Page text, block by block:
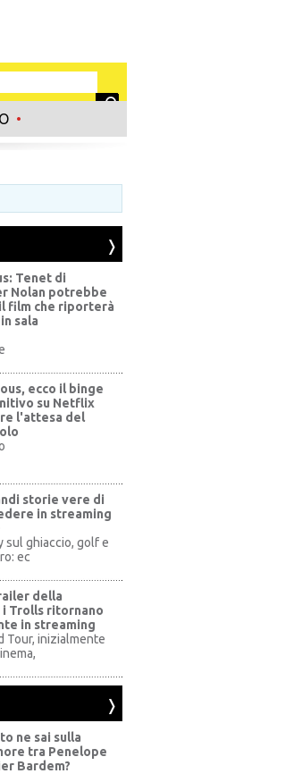
•
Tenet di
Nolan potrebbe
film che riporterà
sala
ecco il binge
su Netflix
l'attesa del
storie vere di
in streaming
sul ghiaccio, golf e
ec
della
i Trolls ritornano
in streaming
Tour, inizialmente
ne sai sulla
tra Penelope
Bardem?